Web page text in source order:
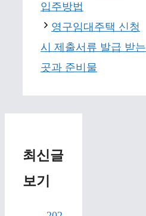
입주방법
영구임대주택 신청
시 제출서류 발급 받는
곳과 준비물
최신글
보기